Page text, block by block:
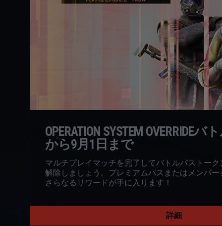
OPERATION SYSTEM OVERRIDE
から9月1日まで
マルチプレイマッチを完了してバトルパストー
解除しましょう。プレミアムパスまたはメンバ
さらなるリワードが手に入ります！
詳細